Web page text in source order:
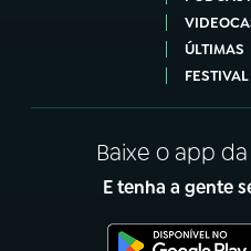
ÚLTIMAS
Baixe o app
E tenha a gente